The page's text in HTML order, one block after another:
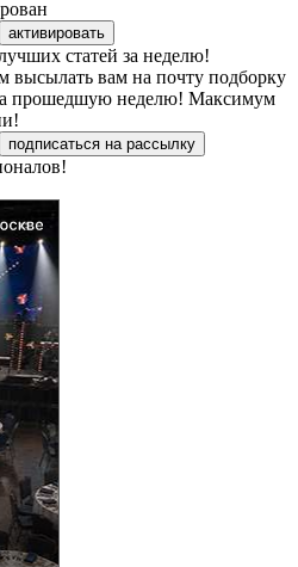
активировать
статей за неделю!
высылать вам на почту подборку
прошедшую неделю! Максимум
подписаться на рассылку